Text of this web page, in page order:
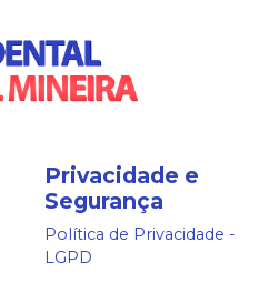
Privacidade e
Segurança
Política de Privacidade -
LGPD